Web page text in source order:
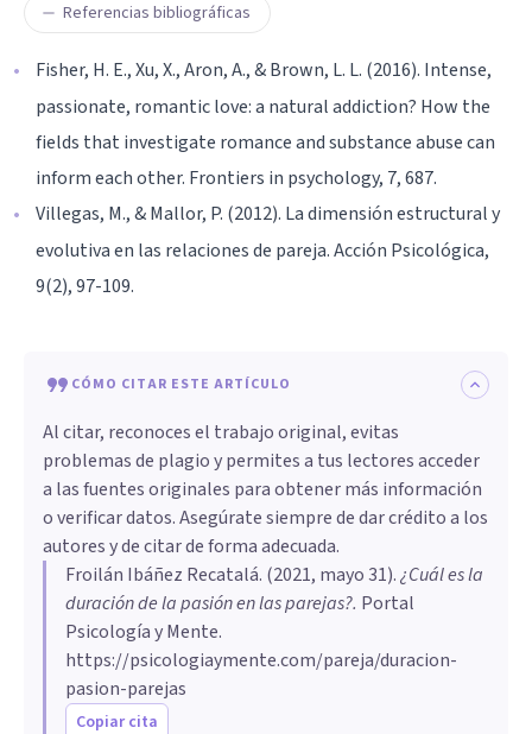
Referencias bibliográficas
Fisher, H. E., Xu, X., Aron, A., & Brown, L. L. (2016). Intense,
passionate, romantic love: a natural addiction? How the
fields that investigate romance and substance abuse can
inform each other. Frontiers in psychology, 7, 687.
Villegas, M., & Mallor, P. (2012). La dimensión estructural y
evolutiva en las relaciones de pareja. Acción Psicológica,
9(2), 97-109.
CÓMO CITAR ESTE ARTÍCULO
Al citar, reconoces el trabajo original, evitas
problemas de plagio y permites a tus lectores acceder
a las fuentes originales para obtener más información
o verificar datos. Asegúrate siempre de dar crédito a los
autores y de citar de forma adecuada.
Froilán Ibáñez Recatalá. (2021, mayo 31).¿Cuál es la
duración de la pasión en las parejas?. Portal
Psicología y Mente.
https://psicologiaymente.com/pareja/duracion-
pasion-parejas
Copiar cita